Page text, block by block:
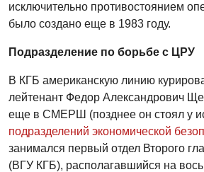
исключительно противостоянием
было создано еще в 1983 году.
Подразделение по борьбе с ЦРУ
В КГБ американскую линию
лейтенант Федор Александрович
еще в СМЕРШ (позднее он стоял у
подразделений экономической
занимался первый отдел Второго
(ВГУ КГБ), располагавшийся на